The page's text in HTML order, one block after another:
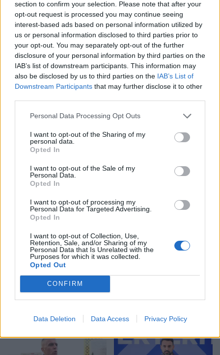
section to confirm your selection. Please note that after your
opt-out request is processed you may continue seeing
interest-based ads based on personal information utilized by
us or personal information disclosed to third parties prior to
your opt-out. You may separately opt-out of the further
disclosure of your personal information by third parties on the
IAB’s list of downstream participants. This information may
also be disclosed by us to third parties on the IAB’s List of
Downstream Participants that may further disclose it to other
Personal Data Processing Opt Outs
I want to opt-out of the Sharing of my
personal data.
Opted In
I want to opt-out of the Sale of my
Personal Data.
Opted In
I want to opt-out of processing my
Personal Data for Targeted Advertising.
Opted In
I want to opt-out of Collection, Use,
Retention, Sale, and/or Sharing of my
Personal Data that Is Unrelated with the
Purposes for which it was collected.
Opted Out
CONFIRM
Data Deletion Data Access Privacy Policy
Eric Wendt konfirmohet
nga Senati si ambasador i
SHBA-së në Shqipëri,
Futbolli librazhdas në zi,
ndahet nga jeta Besnik
Çota, ish-kapiten dhe ish-
Flakët përhapen me
shpejtësi në Pocest të
Dibrës, disa banesa në
Pedagogët në shërbim të
nga protesta: Të
bashkohemi për
VIDEO/Me këtë gol, a ia
rrezikon Talisca vendin në
ndaj komenteve negative:
më t’i shkruash